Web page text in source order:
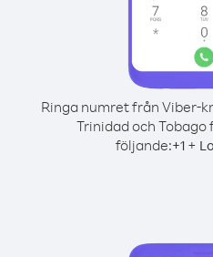
Ringa numret från Viber-
Trinidad och
följande:+1+